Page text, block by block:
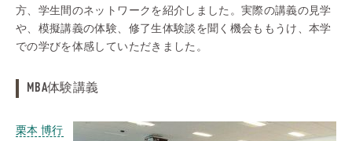
方、学生間のネットワークを紹介しました。実際の講義の見学
や、模擬講義の体験、修了生体験談を聞く機会ももうけ、本学
での学びを体感していただきました。
MBA体験講義
栗本 博行